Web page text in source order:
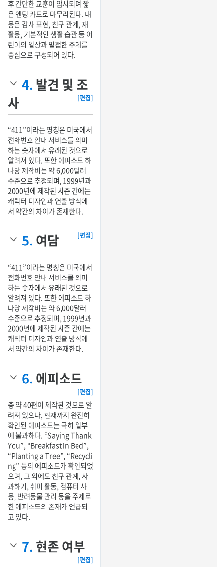
후 간단한 교훈이 암시되며 짧
은 엔딩 카드로 마무리된다. 내
용은 감사 표현, 친구 관계, 재
활용, 기본적인 생활 습관 등 어
린이의 일상과 밀접한 주제를
중심으로 구성되어 있다.
4. 발견 및 조
사
[편집]
“411”이라는 명칭은 미국에서
전화번호 안내 서비스를 의미
하는 숫자에서 유래된 것으로
알려져 있다. 또한 에피소드 하
나당 제작비는 약 6,000달러
수준으로 추정되며, 1999년과
2000년에 제작된 시즌 간에는
캐릭터 디자인과 연출 방식에
서 약간의 차이가 존재한다.
5. 여담 [편집]
“411”이라는 명칭은 미국에서
전화번호 안내 서비스를 의미
하는 숫자에서 유래된 것으로
알려져 있다. 또한 에피소드 하
나당 제작비는 약 6,000달러
수준으로 추정되며, 1999년과
2000년에 제작된 시즌 간에는
캐릭터 디자인과 연출 방식에
서 약간의 차이가 존재한다.
6. 에피소드
[편집]
총 약 40편이 제작된 것으로 알
려져 있으나, 현재까지 완전히
확인된 에피소드는 극히 일부
에 불과하다. “Saying Thank
You”, “Breakfast in Bed”,
“Planting a Tree”, “Recycli
ng” 등의 에피소드가 확인되었
으며, 그 외에도 친구 관계, 사
과하기, 취미 활동, 컴퓨터 사
용, 반려동물 관리 등을 주제로
한 에피소드의 존재가 언급되
고 있다.
7. 현존 여부
[편집]